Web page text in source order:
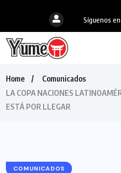
Síguenos en
Home
Comunicados
LA COPA NACIONES
ESTÁ POR LLEGAR
COMUNICADOS